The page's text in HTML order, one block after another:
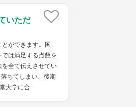
いただ
ができます。国
は満足する点数を
を全て伝えさせてい
ちてしまい、後期
大学に合...